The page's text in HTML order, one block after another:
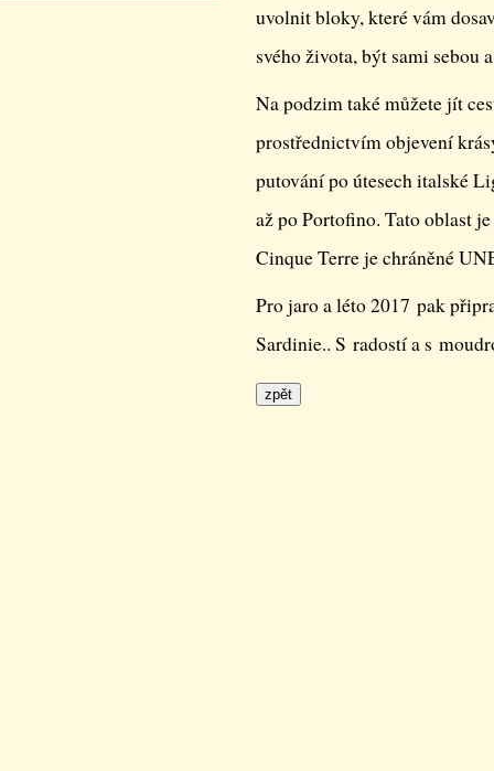
uvolnit bloky, které vám
svého života, být sami sebou
Na podzim také můžete jít
prostřednictvím objevení
putování po útesech italské
až po Portofino. Tato oblast
Cinque Terre je chráněné
Pro jaro a léto 2017 pak
Sardinie.. S radostí a s